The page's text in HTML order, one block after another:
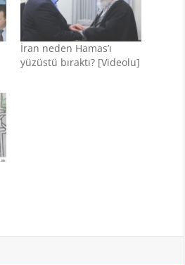
İran neden Hamas’ı
yüzüstü bıraktı? [Videolu]